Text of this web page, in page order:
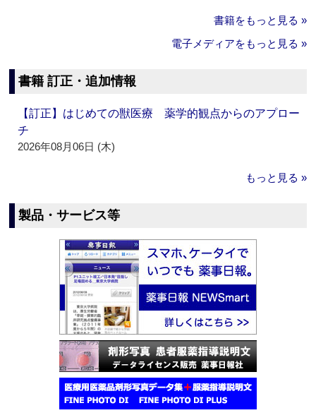
書籍をもっと見る »
電子メディアをもっと見る »
書籍 訂正・追加情報
【訂正】はじめての獣医療 薬学的観点からのアプロー
チ
2026年08月06日 (木)
もっと見る »
製品・サービス等